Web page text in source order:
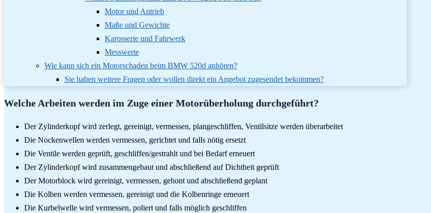
Motor und Antrieb
Maße und Gewichte
Karosserie und Fahrwerk
Messwerte
Wie kann sich ein Motorschaden beim BMW 520d anhören?
Sie haben weitere Fragen oder wollen direkt ein Angebot zugesendet bekommen?
Welche Arbeiten werden im Zuge einer Motorüberholung durchgeführt?
Der Zylinderkopf wird zerlegt, gereinigt, vermessen, plangeschliffen, Ventilsitze werden überarbeitet
Die Nockenwellen werden vermessen, gerichtet und falls nötig ersetzt
Die Ventile werden geprüft, geschliffen/gestrahlt und bei Bedarf erneuert
Der Zylinderkopf wird zusammengebaut und abschließend auf Dichtheit geprüft
Der Motorblock wird gereinigt, vermessen, gehont und abschließend geplant
Die Kolben werden vermessen, gereinigt und die Kolbenringe erneuert
Die Kurbelwelle wird vermessen, poliert und falls möglich geschliffen